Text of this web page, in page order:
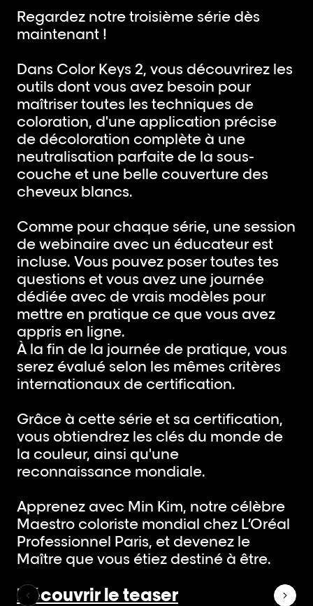
Regardez notre troisième série dès
maintenant !
Dans Color Keys 2, vous découvrirez les
outils dont vous avez besoin pour
maîtriser toutes les techniques de
coloration, d'une application précise
de décoloration complète à une
neutralisation parfaite de la sous-
couche et une belle couverture des
cheveux blancs.
Comme pour chaque série, une session
de webinaire avec un éducateur est
incluse. Vous pouvez poser toutes tes
questions et vous avez une journée
dédiée avec de vrais modèles pour
mettre en pratique ce que vous avez
appris en ligne.
À la fin de la journée de pratique, vous
serez évalué selon les mêmes critères
internationaux de certification.
Grâce à cette série et sa certification,
vous obtiendrez les clés du monde de
la couleur, ainsi qu'une
reconnaissance mondiale.
Apprenez avec Min Kim, notre célèbre
Maestro coloriste mondial chez L’Oréal
Professionnel Paris, et devenez le
Maître que vous étiez destiné à être.
Découvrir le teaser